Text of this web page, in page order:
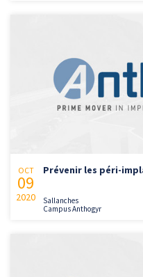
OCT
09
2020
Prévenir les péri-
Sallanches
Campus Anthogyr